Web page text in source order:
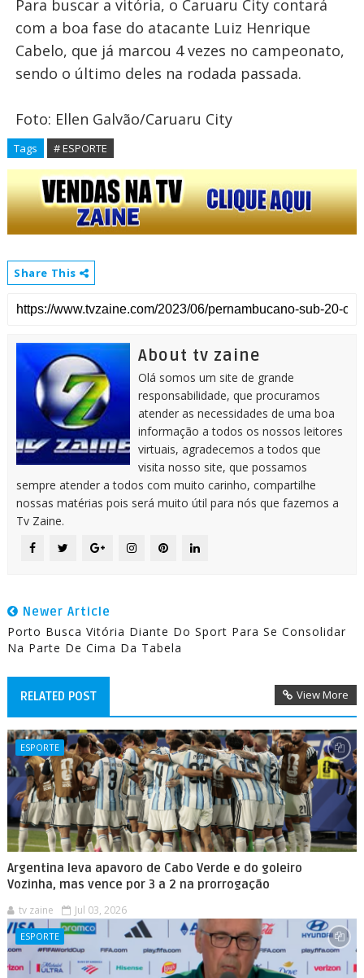
Para buscar a vitória, o Caruaru City contará
com a boa fase do atacante Luiz Henrique
Cabelo, que já marcou 4 vezes no campeonato,
sendo o último deles na rodada passada.
Foto: Ellen Galvão/Caruaru City
Tags # ESPORTE
Share This
About tv zaine
Olá somos um site de grande
responsabilidade, que procuramos
atender as necessidades de uma boa
informação a todos os nossos leitores
virtuais, agradecemos a todos que
visita nosso site, que possamos
sempre atender a todos com muito carinho, compartilhe
nossas matérias pois será muito útil para nós que fazemos a
Tv Zaine.
Newer Article
Porto Busca Vitória Diante Do Sport Para Se Consolidar
Na Parte De Cima Da Tabela
RELATED POST View More
ESPORTE
Argentina leva apavoro de Cabo Verde e do goleiro
Vozinha, mas vence por 3 a 2 na prorrogação
tv zaine Jul 03, 2026
ESPORTE